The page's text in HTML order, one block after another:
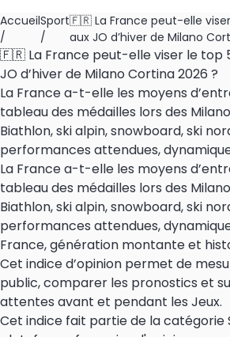
Accueil
/
Sport
/
🇫🇷 La France peut-elle
aux JO d’hiver de Milano
🇫🇷 La France peut-elle viser le top
JO d’hiver de Milano Cortina 2026 ?
La France a-t-elle les moyens
tableau des médailles lors des
Biathlon, ski alpin, snowboard, ski
performances attendues,
La France a-t-elle les moyens
tableau des médailles lors des
Biathlon, ski alpin, snowboard, ski
performances attendues,
France, génération montante et
Cet indice d’opinion permet de
public, comparer les pronostics et
attentes avant et pendant les Jeux.
Cet indice fait partie de la catégorie